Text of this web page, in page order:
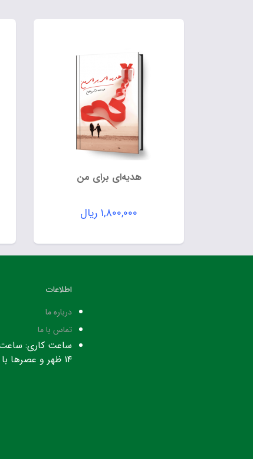
هدیه‌ای برای من
۱,۸۰۰,۰۰۰ ریال
اطلاعات
درباره ما
تماس با ما
۱۴ ظهر و عصرها با هماهنگی قبلی